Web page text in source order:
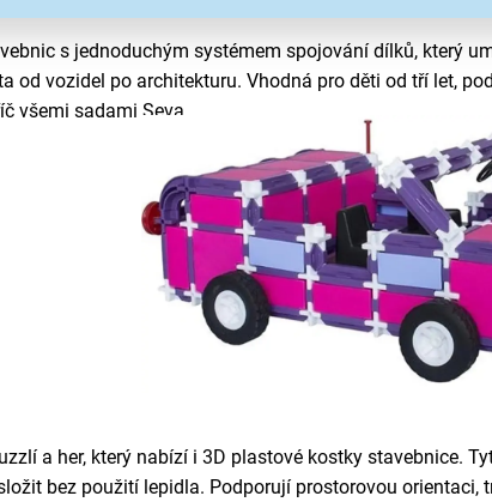
s jednoduchým systémem spojování dílků, který
od vozidel po architekturu. Vhodná pro děti od tří let,
všemi sadami Seva.
a her, který nabízí i 3D plastové kostky stavebnice.
bez použití lepidla. Podporují prostorovou